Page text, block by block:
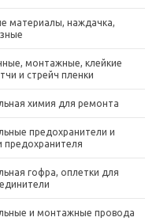
материалы, наждачка,
монтажные, клейкие
и стрейч пленки
химия для ремонта
предохранители и
предохранителя
гофра, оплетки для
и монтажные провода